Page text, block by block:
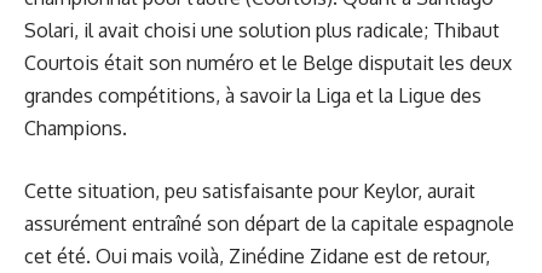
Solari, il avait choisi une solution plus radicale; Thibaut
Courtois était son numéro et le Belge disputait les deux
grandes compétitions, à savoir la Liga et la Ligue des
Champions.
Cette situation, peu satisfaisante pour Keylor, aurait
assurément entraîné son départ de la capitale espagnole
cet été. Oui mais voilà, Zinédine Zidane est de retour,